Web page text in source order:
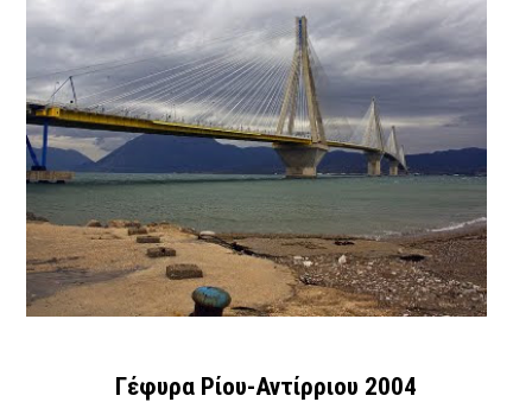
Γέφυρα Ρίου-Αντίρριου 2004